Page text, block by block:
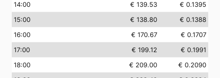
14:00 € 139.53
€ 0.1395
15:00 € 138.80
€ 0.1388
16:00 € 170.67
€ 0.1707
17:00 € 199.12
€ 0.1991
18:00 € 209.00
€ 0.2090